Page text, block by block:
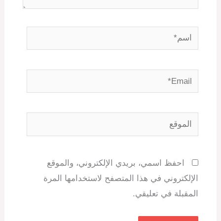
اسم*
Email*
الموقع
احفظ اسمي، بريدي الإلكتروني، والموقع
الإلكتروني في هذا المتصفح لاستخدامها المرة
المقبلة في تعليقي.